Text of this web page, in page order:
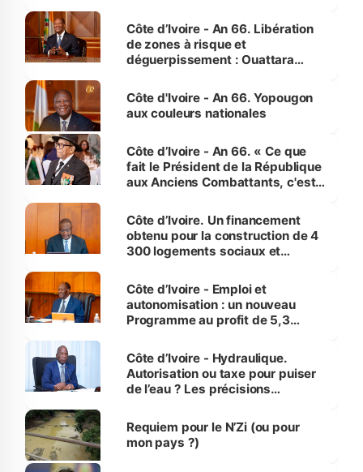
milieu des sinistrés
Côte d’Ivoire - An 66. Libération
de zones à risque et
déguerpissement : Ouattara
l'Etat de droit pour préserver les
vies humaines »
Côte d'Ivoire - An 66. Yopougon
aux couleurs nationales
Côte d’Ivoire - An 66. « Ce que
fait le Président de la République
aux Anciens Combattants, c'est
Côte d’Ivoire. Un financement
obtenu pour la construction de 4
300 logements sociaux et
et Yamoussoukro
Côte d’Ivoire - Emploi et
autonomisation : un nouveau
Programme au profit de 5,3
Côte d’Ivoire - Hydraulique.
Autorisation ou taxe pour puiser
de l’eau ? Les précisions
Requiem pour le N’Zi (ou pour
mon pays ?)